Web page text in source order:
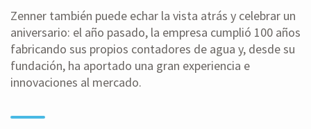
Zenner también puede echar la vista atrás y celebrar un
aniversario: el año pasado, la empresa cumplió 100 años
fabricando sus propios contadores de agua y, desde su
fundación, ha aportado una gran experiencia e
innovaciones al mercado.